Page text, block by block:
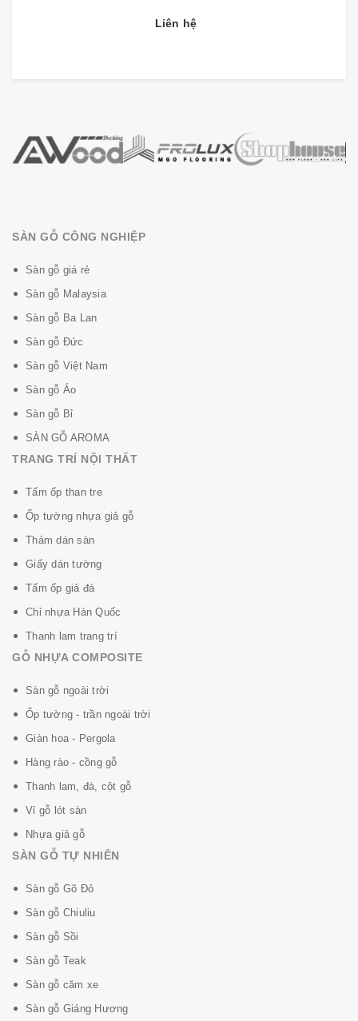
đạt chúng chỉ sàn gỗ không có chất
Liên hệ
SÀN GỖ CÔNG NGHIỆP
Sàn gỗ giá rẻ
Sàn gỗ Malaysia
Sàn gỗ Ba Lan
Sàn gỗ Đức
Sàn gỗ Việt Nam
Sàn gỗ Áo
Sàn gỗ Bỉ
SÀN GỖ AROMA
TRANG TRÍ NỘI THẤT
Tấm ốp than tre
Ốp tường nhựa giả gỗ
Thảm dán sàn
Giấy dán tường
Tấm ốp giả đá
Chỉ nhựa Hàn Quốc
Thanh lam trang trí
GỖ NHỰA COMPOSITE
Sàn gỗ ngoài trời
Ốp tường - trần ngoài trời
Giàn hoa - Pergola
Hàng rào - cồng gỗ
Thanh lam, đà, cột gỗ
Vỉ gỗ lót sàn
Nhựa giả gỗ
SÀN GỖ TỰ NHIÊN
Sàn gỗ Gõ Đỏ
Sàn gỗ Chiuliu
Sàn gỗ Sồi
Sàn gỗ Teak
Sàn gỗ căm xe
Sàn gỗ Giáng Hương